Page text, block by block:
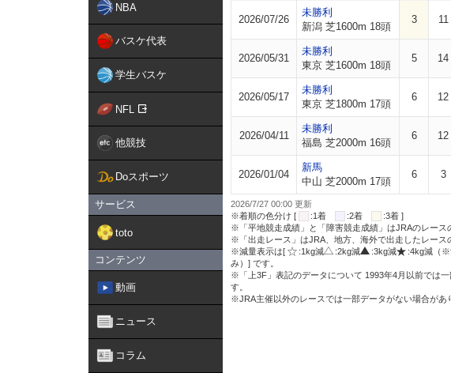
NBA
バスケ代表
学生バスケ
NFL
他競技
Doスポーツ
サービス
toto
コンテンツ
動画
ニュース
コラム
2026/07/26
未勝利
新潟 芝1600m 18頭
3 11
2026/05/31
未勝利
東京 芝1600m 18頭
5 14
2026/05/17
未勝利
東京 芝1800m 17頭
6 12
2026/04/11
未勝利
福島 芝2000m 16頭
6 12
2026/01/04
新馬
中山 芝2000m 17頭
6 3
2026/7/27 00:00 更新
※着順の色分け [
:1着 :2着
:3着 ]
※「平地競走成績」と「障害競走成績」はJRAのレース
※「出走レース」はJRA、地方、海外で出走したレース
※減量表示は[
:1kg減 :2kg減 :3kg減 :4kg減（※
み）] です。
※「上3F」表記のデータについて 1993年4月以前では
す。
※JRA主催以外のレースでは一部データがない場合があ